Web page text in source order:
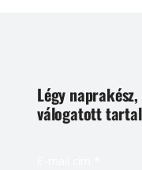
Légy
válogatott